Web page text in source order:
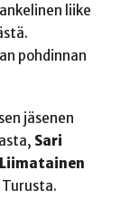
liike
pohdinnan
jäsenen
Sari
Liimatainen
Turusta.